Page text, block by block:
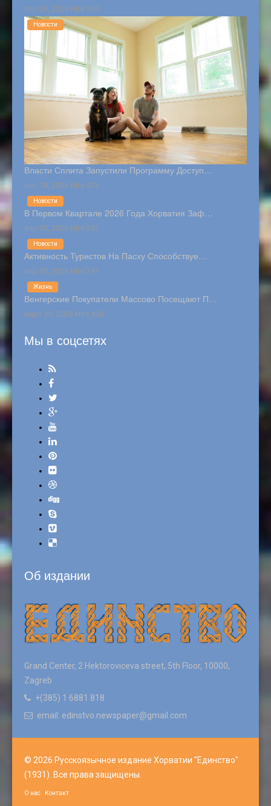
апр 26, 2026 Hits:330
Власти Сплита Запустили Программу Доступ…
апр 14, 2026 Hits:413
Новости
В Первом Квартале 2026 Года Хорватия Заф…
апр 09, 2026 Hits:392
Новости
Активность Туристов На Пасху Способствуе…
апр 05, 2026 Hits:391
Новости
Венгерские Покупатели Массово Посещают П…
март 30, 2026 Hits:424
Жизнь
Мы в соцсетях
Об издании
Grand Center, 2 Hektoroviceva street, 5th Floor, 10000,
Zagreb
+(385) 1 6881 818
email: edinstvo.newspaper@gmail.com
© 2026 Русскоязычное издание Хорватии "Единство"
(1931). Все права защищены.
О нас Контакт